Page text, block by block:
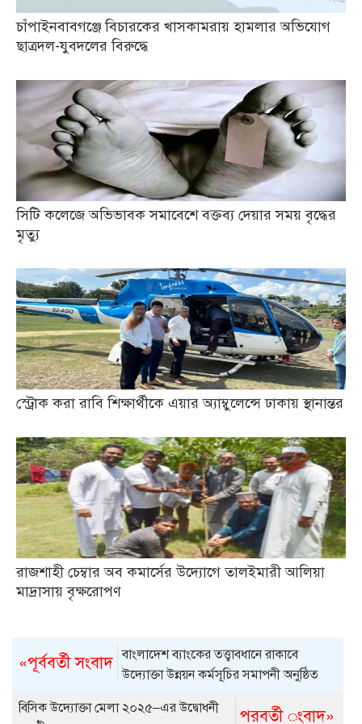
চাঁপাইনবাবগঞ্জে বিচারকের খাসকামরায় হামলার অভিযোগ
ছাত্রদল-যুবদলের বিরুদ্ধে
সিটি কলেজে অভিভাবক সমাবেশে বক্তব্য দেয়ার সময় বৃদ্ধের
মৃত্যু
স্ট্রোক করা রাবি শিক্ষার্থীকে এয়ার অ্যাম্বুলেন্সে ঢাকায় স্থানান্তর
রাজশাহী চেম্বার অব কমার্সের উদ্যোগে তালইমারী আলিয়া
মাদ্রাসায় বৃক্ষরোপণ
«পূর্ববর্তী সংবাদ বাংলাদেশ ব্যাংকের তত্ত্বাবধানে রাকাবে
উদ্যোক্তা উন্নয়ন কর্মসূচির সমাপনী অনুষ্ঠিত
পরবর্তী ংবাদ»
বিসিক উদ্যোক্তা মেলা ২০২৫–এর উদ্বোধনী